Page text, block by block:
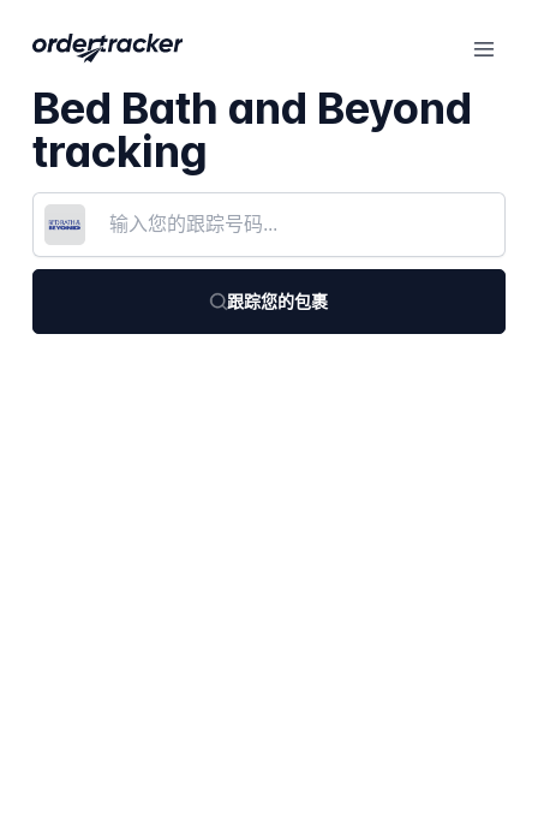
Bed Bath and Beyond
tracking
跟踪您的包裹